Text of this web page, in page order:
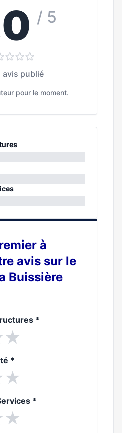
/ 5
avis publié
pour le moment.
à
avis sur le
Buissière
*
★
*
★
*
★